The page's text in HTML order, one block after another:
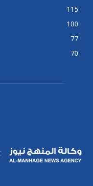
115
100
77
70